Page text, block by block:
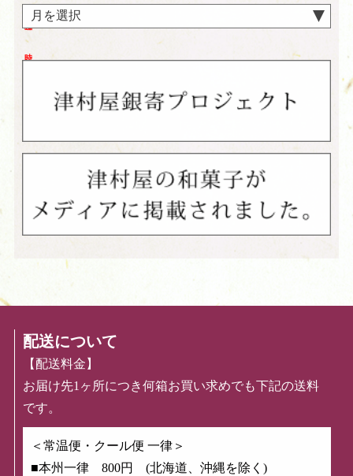
臨
時
配送について
【配送料金】
お届け先1ヶ所につき何箱お買い求めでも下記の送料
です。
＜常温便・クール便 一律＞
■本州一律 800円 (北海道、沖縄を除く)